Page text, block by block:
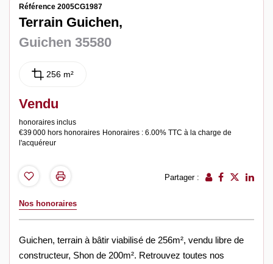
Référence 2005CG1987
Terrain Guichen,
Guichen 35580
256 m²
Vendu
honoraires inclus
€39 000 hors honoraires Honoraires : 6.00% TTC à la charge de
l'acquéreur
Partager :
Nos honoraires
Guichen, terrain à bâtir viabilisé de 256m², vendu libre de
constructeur, Shon de 200m². Retrouvez toutes nos